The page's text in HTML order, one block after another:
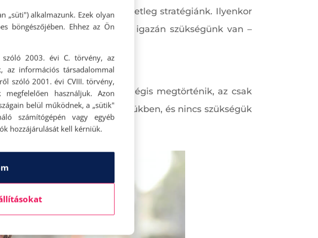
Van egy tervünk esetleg stratégiánk. Ilyenkor
Az kerül a kosárba, amire igazán szükségünk van –
a vásárlás.
kedvünk legyen. Ha ez mégis megtörténik, az csak
a bőrükben és az életükben, és nincs szükségük
feltöltődést.
„süti") alkalmazunk. Ezek olyan
böngészőjében. Ehhez az Ön
2003. évi C. törvény, az
az információs társadalommal
szóló 2001. évi CVIII. törvény,
használjuk. Azon
belül működnek, a „sütik"
számítógépén vagy egyéb
hozzájárulását kell kérniük.